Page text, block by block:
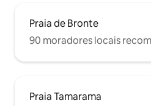
Praia de Bronte
90 moradores locais
Praia Tamarama